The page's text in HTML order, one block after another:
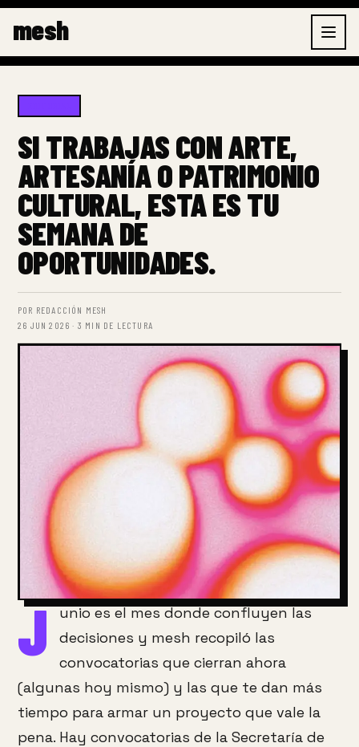
Ir
mesh
SI TRABAJAS CON ARTE,
ARTESANÍA O PATRIMONIO
CULTURAL, ESTA ES TU
SEMANA DE
OPORTUNIDADES.
POR REDACCIÓN MESH
26 JUN 2026 · 3 MIN DE LECTURA
J
unio es el mes donde confluyen las
decisiones y mesh recopiló las
convocatorias que cierran ahora
(algunas hoy mismo) y las que te dan más
tiempo para armar un proyecto que vale la
pena. Hay convocatorias de la Secretaría de